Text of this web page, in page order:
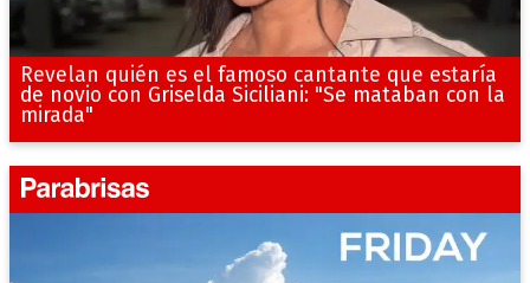
Revelan quién es el famoso cantante que estaría
de novio con Griselda Siciliani: "Se mataban con la
mirada"